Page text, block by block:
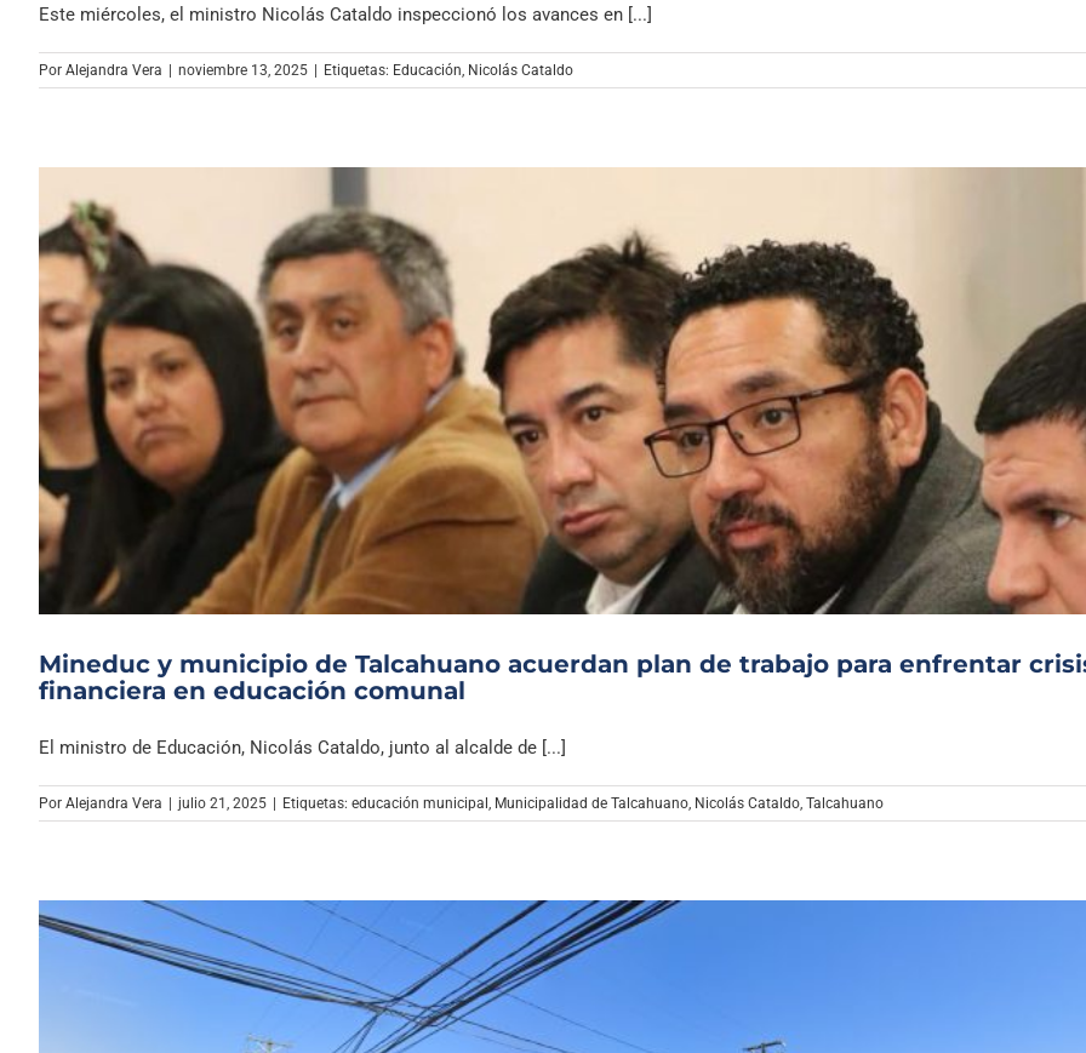
Este miércoles, el ministro Nicolás Cataldo inspeccionó los avances en [...]
Por Alejandra Vera noviembre 13, 2025 Etiquetas: Educación, Nicolás Cataldo
Mineduc y municipio de Talcahuano acuerdan plan de trabajo para enfrentar
financiera en educación comunal
El ministro de Educación, Nicolás Cataldo, junto al alcalde de [...]
Por Alejandra Vera | julio 21, 2025 | Etiquetas: educación municipal Municipalidad de Talcahuano Nicolás Cataldo Talcahuano